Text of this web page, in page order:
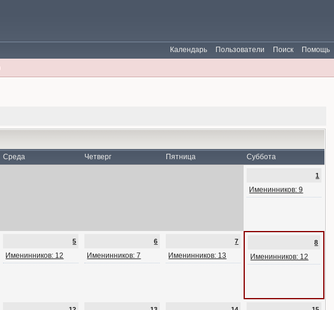
Помощь
Поиск
Пользователи
Календарь
Среда Четверг Пятница Суббота
1
Именинников: 9
5
Именинников: 12
6
Именинников: 7
7
Именинников: 13
8
Именинников: 12